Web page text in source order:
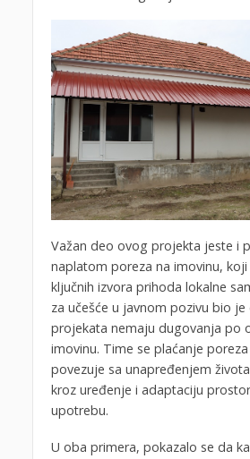
Važan deo ovog projekta jeste i
naplatom poreza na imovinu,
ključnih izvora prihoda lokalne
za učešće u javnom pozivu bio
projekata nemaju dugovanja po
imovinu. Time se plaćanje
povezuje sa unapređenjem
kroz uređenje i adaptaciju
upotrebu.
U oba primera, pokazalo se da